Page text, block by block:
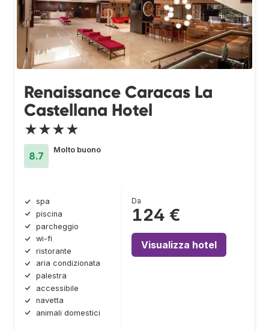
Renaissance Caracas La
Castellana Hotel
★★★★
8.7
Molto buono
spa
piscina
parcheggio
wi-fi
ristorante
aria condizionata
palestra
accessibile
navetta
animali domestici
Da
124 €
Visualizza hotel